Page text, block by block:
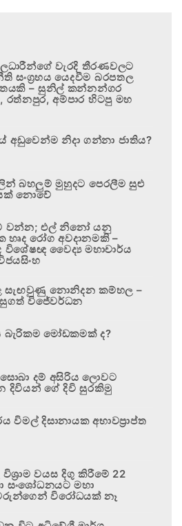
වැරදි තීරණවලට
සංග්‍රහය යෙදවීම බරපතල
– සුනිල් කන්නන්ගර
අම්පාර හිටපු මහ
අඩුවෙන්ම නිදා ගන්නා ජාතිය?
බහලුම් මුහුදට පෙරලීම සුළු
නොවේ
වන්න; එල් නිනෝ යනු
හෘද රෝග අවදානමකි –
විශේෂඥ වෛද්‍ය මහාචාර්ය
සැඟවුණු නොනිදන කම්හල –
විජේවර්ධන
මෝඩකමක් ද?
දම් අසිරිය ලොවට
දිවියන් ගේ දිවි සුරකිමු
විමල් දිසානායක අභාවප්‍රාප්ත
වයස දිගු කිරීමේ 22
සංශෝධනයට මහා
විරෝධයක් නෑ